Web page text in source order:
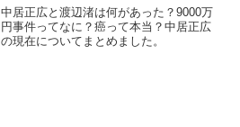
ました
中居正広と渡辺渚は何があった？9000万
円事件ってなに？癌って本当？中居正広
の現在についてまとめました。